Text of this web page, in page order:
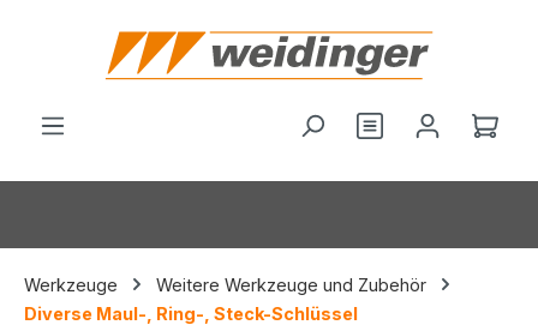
springen
Du hast 0
Werkzeuge
Weitere Werkzeuge und Zubehör
Diverse Maul-, Ring-, Steck-Schlüssel